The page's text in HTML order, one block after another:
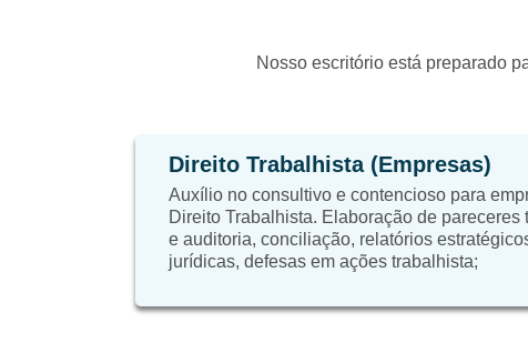
Nosso escritório está preparado
Direito Trabalhista (Empresas)
Auxílio no consultivo e contencioso para
Direito Trabalhista. Elaboração de pareceres
e auditoria, conciliação, relatórios
jurídicas, defesas em ações trabalhista;